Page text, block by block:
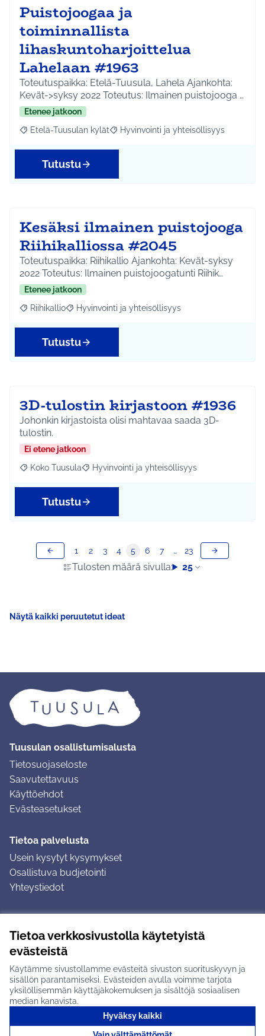
Tietoa verkkosivustolla käytetyistä
evästeistä
Käytämme sivustollamme evästeitä sivuston suorituskyvyn ja
sisällön parantamiseksi. Evästeiden avulla voimme tarjota
yksilöllisemmän käyttäjäkokemuksen ja sisältöjä sosiaalisen
median kanavista.
Hyväksy kaikki
Puistojoogaa ja
toiminnallista
lihaskuntoharjoittelua
Lahelaan #1963
Toteutuspaikka: Etelä-Tuusula, Lahela Ajankohta:
Kevät->syksy 2022 Toteutus: Ilmainen puistojooga …
Etenee jatkoon
Rajaa tulokset aihepiirin mukaan: Etelä-Tuusulan kylät
Etelä-Tuusulan kylät Rajaa tulokset teeman mukaan:
Hyvinvointi ja yhteisöllisyys
Tutustu
Kesäksi ilmainen puistojooga
Riihikalliossa #2045
Toteutuspaikka: Riihikallio Ajankohta: Kevät-syksy
2022 Toteutus: Ilmainen puistojoogatunti Riihik…
Etenee jatkoon
Rajaa tulokset aihepiirin mukaan: Riihikallio
Riihikallio Rajaa tulokset teeman mukaan: Hyvinvointi ja
Hyvinvointi ja yhteisöllisyys
Tutustu
3D-tulostin kirjastoon #1936
Johonkin kirjastoista olisi mahtavaa saada 3D-
tulostin.
Ei etene jatkoon
Rajaa tulokset aihepiirin mukaan: Koko Tuusula
Koko Tuusula Rajaa tulokset teeman mukaan: Hyvinvointi ja
Hyvinvointi ja yhteisöllisyys
Tutustu
Tulosten määrä sivulla: 25
1 2 3 4 5 6 7 … 23
Näytä kaikki peruutetut ideat
Tuusulan osallistumisalusta
Tietosuojaseloste
Saavutettavuus
Käyttöehdot
Evästeasetukset
Tietoa palvelusta
Usein kysytyt kysymykset
Osallistuva budjetointi
Yhteystiedot
Ohjeet kirjautumiseen
Ohjeet kommentin jättämiseen
Tuusulan osallistumisalusta X-palvelussa